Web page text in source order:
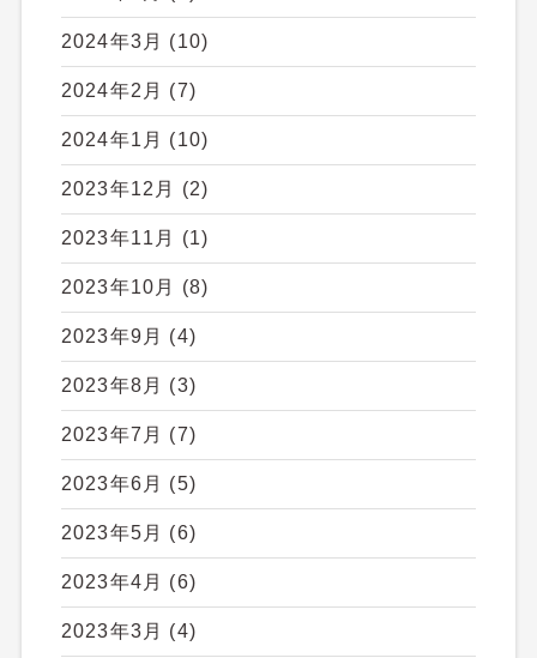
2024年3月 (10)
2024年2月 (7)
2024年1月 (10)
2023年12月 (2)
2023年11月 (1)
2023年10月 (8)
2023年9月 (4)
2023年8月 (3)
2023年7月 (7)
2023年6月 (5)
2023年5月 (6)
2023年4月 (6)
2023年3月 (4)